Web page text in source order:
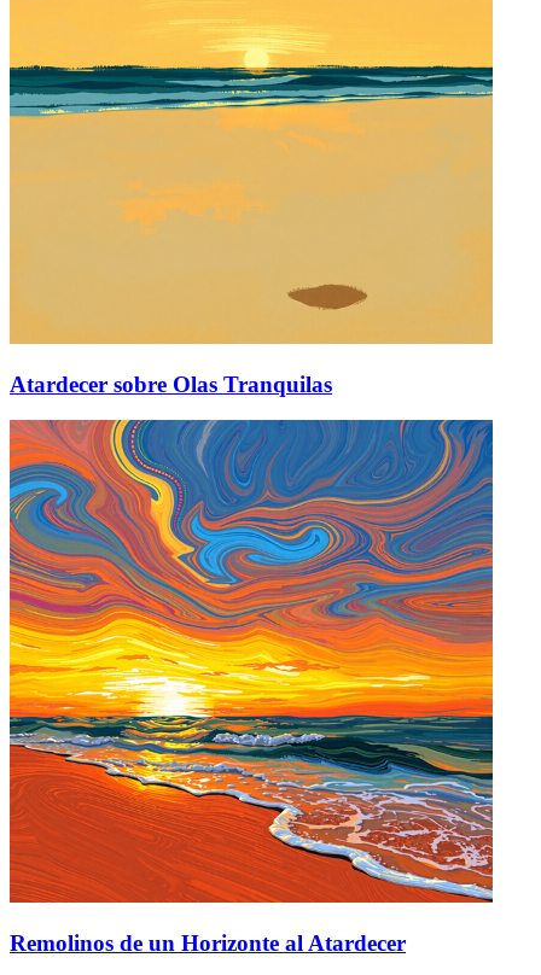
Atardecer sobre Olas Tranquilas
Remolinos de un Horizonte al Atardecer